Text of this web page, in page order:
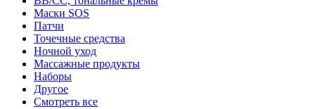
Маски SOS
Патчи
Точечные средства
Ночной уход
Массажные продукты
Наборы
Другое
Смотреть все